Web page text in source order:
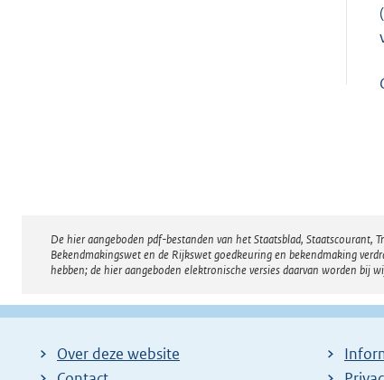
Disclaimer
De hier aangeboden pdf-bestanden van het Staatsblad, Staatscourant,
Bekendmakingswet en de Rijkswet goedkeuring en bekendmaking
hebben; de hier aangeboden elektronische versies daarvan worden bij
Over deze website